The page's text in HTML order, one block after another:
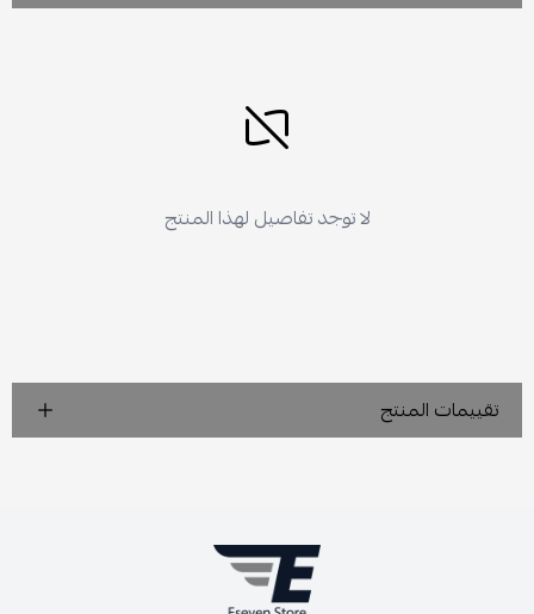
لا توجد تفاصيل لهذا المنتج
تقييمات المنتج